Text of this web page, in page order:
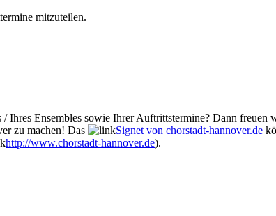
mitzuteilen.
Ihres Ensembles sowie Ihrer Auftrittstermine? Dann
zu machen! Das
Signet von chorstadt-hannover.de
http://www.chorstadt-hannover.de).